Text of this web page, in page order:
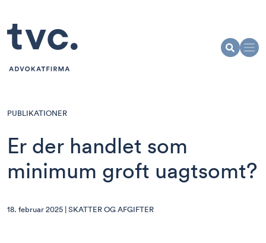
PUBLIKATIONER
Er der handlet som
minimum groft uagtsomt?
18. februar 2025 |SKATTER OG AFGIFTER